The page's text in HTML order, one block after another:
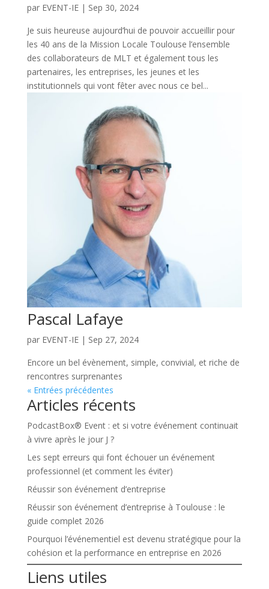
par EVENT-IE| Sep 30, 2024
Je suis heureuse aujourd’hui de pouvoir accueillir pour
les 40 ans de la Mission Locale Toulouse l’ensemble
des collaborateurs de MLT et également tous les
partenaires, les entreprises, les jeunes et les
institutionnels qui vont fêter avec nous ce bel...
Pascal Lafaye
par EVENT-IE| Sep 27, 2024
Encore un bel évènement, simple, convivial, et riche de
rencontres surprenantes
« Entrées précédentes
Articles récents
PodcastBox® Event : et si votre événement continuait
à vivre après le jour J ?
Les sept erreurs qui font échouer un événement
professionnel (et comment les éviter)
Réussir son événement d’entreprise
Réussir son événement d’entreprise à Toulouse : le
guide complet 2026
Pourquoi l’événementiel est devenu stratégique pour la
cohésion et la performance en entreprise en 2026
Liens utiles